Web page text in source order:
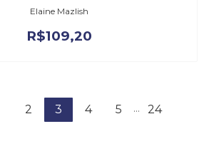
Elaine Mazlish
R$109,20
2 3 4 5 ...
24